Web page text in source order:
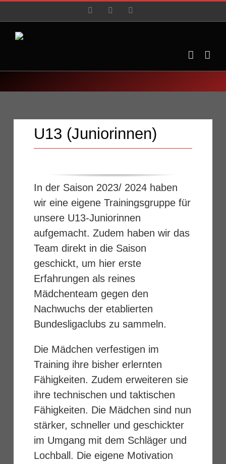
Inhalt
springen
FacebookYouTube
U13 (Juniorinnen)
In der Saison 2023/ 2024 haben
wir eine eigene Trainingsgruppe für
unsere U13-Juniorinnen
aufgemacht. Zudem haben wir das
Team direkt in die Saison
geschickt, um hier erste
Erfahrungen als reines
Mädchenteam gegen den
Nachwuchs der etablierten
Bundesligaclubs zu sammeln.
Die Mädchen verfestigen im
Training ihre bisher erlernten
Fähigkeiten. Zudem erweiteren sie
ihre technischen und taktischen
Fähigkeiten. Die Mädchen sind nun
stärker, schneller und geschickter
im Umgang mit dem Schläger und
Lochball. Die eigene Motivation